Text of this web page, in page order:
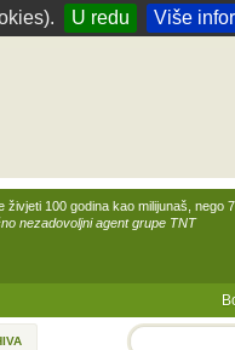
U redu Više
živjeti 100 godina kao milijunaš, nego
nezadovoljni agent grupe TNT
TRAŽI